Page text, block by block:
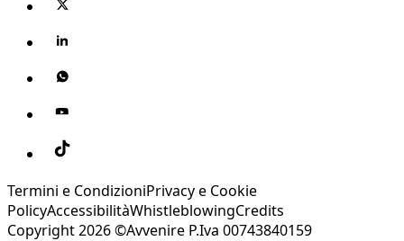
Termini e CondizioniPrivacy e Cookie
PolicyAccessibilitàWhistleblowingCredits
Copyright 2026 ©Avvenire P.Iva 00743840159